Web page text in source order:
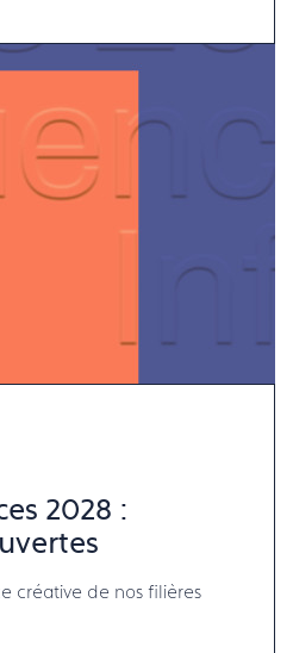
2028 :
créative de nos filières